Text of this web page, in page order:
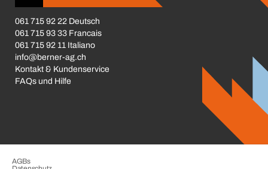
061 715 92 22 Deutsch
061 715 93 33 Francais
061 715 92 11 Italiano
info@berner-ag.ch
Kontakt & Kundenservice
FAQs und Hilfe
AGBs